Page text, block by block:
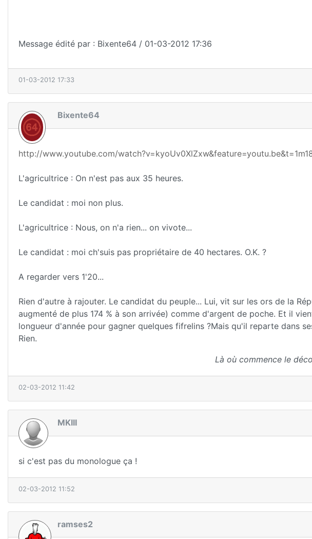
Message édité par : Bixente64 / 01-03-2012 17:36
01-03-2012 17:33
Bixente64
http://www.youtube.com/
L'agricultrice : On n'est pas aux 35 heures.
Le candidat : moi non plus.
L'agricultrice : Nous, on n'a rien... on vivote...
Le candidat : moi ch'suis pas propriétaire de 40 hectares. O.K. ?
A regarder vers 1'20...
Rien d'autre à rajouter. Le candidat du peuple... Lui, vit sur les ors de la
augmenté de plus 174 % à son arrivée) comme d'argent de poche. Et il
longueur d'année pour gagner quelques fifrelins ?Mais qu'il reparte dans
Rien.
Là où commence le
02-03-2012 11:42
MKIII
si c'est pas du monologue ça !
02-03-2012 11:52
ramses2